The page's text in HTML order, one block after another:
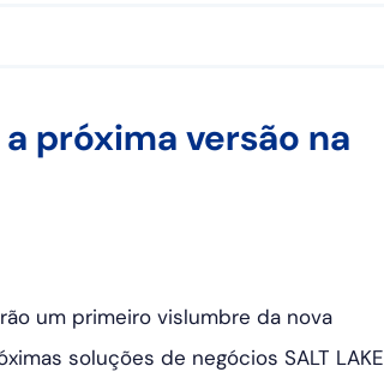
próxima versão na
um primeiro vislumbre da nova
soluções de negócios SALT LAKE